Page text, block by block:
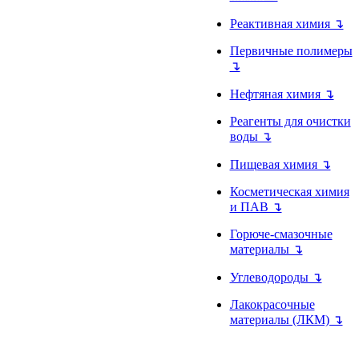
Реактивная химия ↴
Первичные полимеры
↴
Нефтяная химия ↴
Реагенты для очистки
воды ↴
Пищевая химия ↴
Косметическая химия
и ПАВ ↴
Горюче-смазочные
материалы ↴
Углеводороды ↴
Лакокрасочные
материалы (ЛКМ) ↴